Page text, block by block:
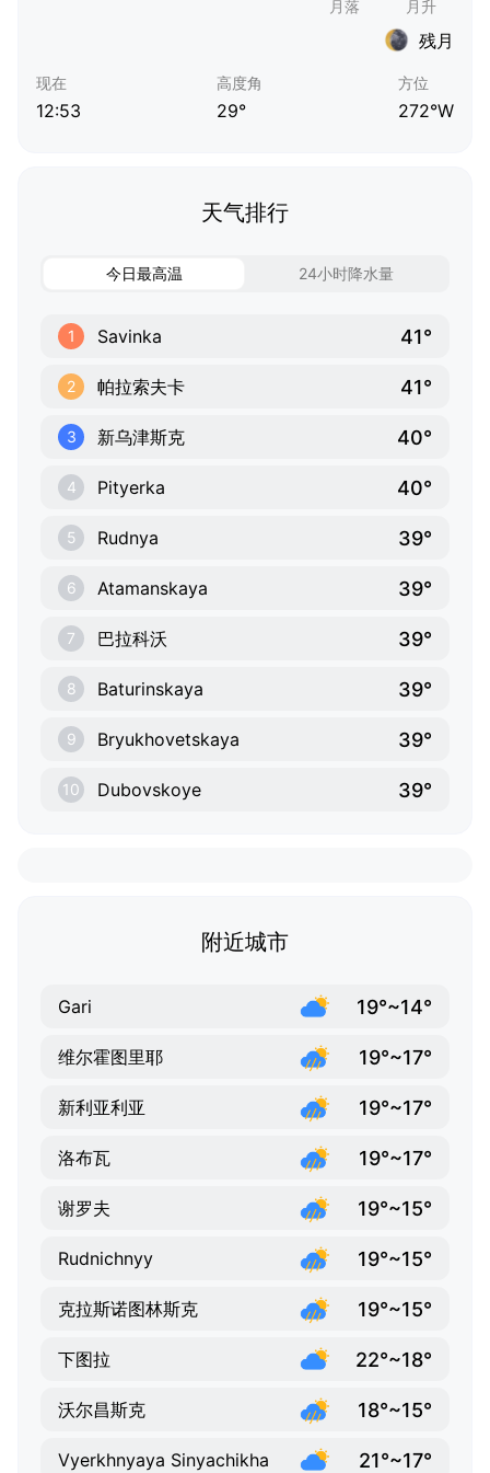
残月
现在
12:53
高度角
29°
方位
272°W
天气排行
今日最高温 24小时降水量
1 Savinka 41°
2 帕拉索夫卡 41°
3 新乌津斯克 40°
4 Pityerka 40°
5 Rudnya 39°
6 Atamanskaya 39°
7 巴拉科沃 39°
8 Baturinskaya 39°
9 Bryukhovetskaya 39°
10 Dubovskoye 39°
附近城市
Gari 19°~14°
维尔霍图里耶 19°~17°
新利亚利亚 19°~17°
洛布瓦 19°~17°
谢罗夫 19°~15°
Rudnichnyy 19°~15°
克拉斯诺图林斯克 19°~15°
下图拉 22°~18°
沃尔昌斯克 18°~15°
Vyerkhnyaya Sinyachikha 21°~17°